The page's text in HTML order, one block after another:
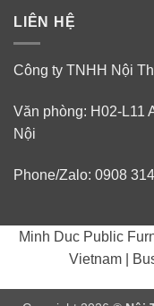
LIÊN HỆ
Công ty TNHH Nội
Văn phòng: H02-L11
Nội
Phone/Zalo: 0908
Minh Duc Public
Vietnam |